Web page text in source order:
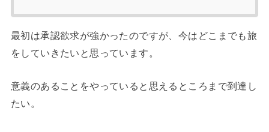
最初は承認欲求が強かったのですが、今はどこまでも旅
をしていきたいと思っています。
意義のあることをやっていると思えるところまで到達し
たい。